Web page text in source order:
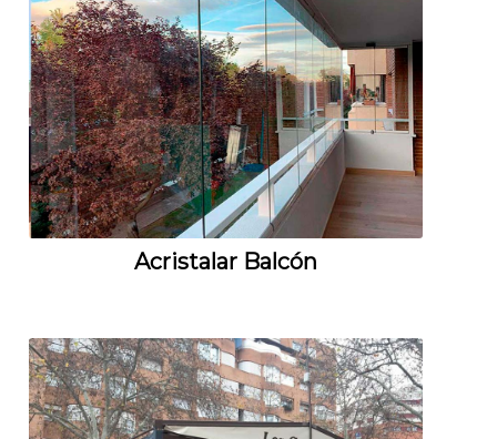
Acristalar Balcón